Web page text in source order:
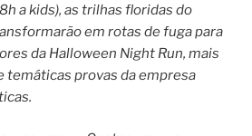
a kids), as trilhas floridas do
em rotas de fuga para
da Halloween Night Run, mais
temáticas provas da empresa